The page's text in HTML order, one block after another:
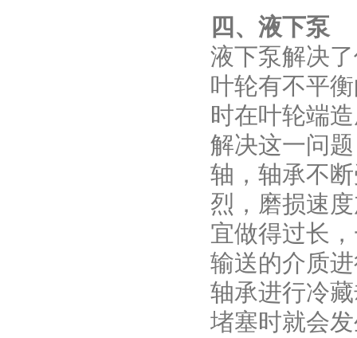
四、液下泵
液下泵解决
叶轮有不平
时在叶轮端
解决这一问
轴，轴承不
烈，磨损速
宜做得过长
输送的介质
轴承进行冷
堵塞时就会